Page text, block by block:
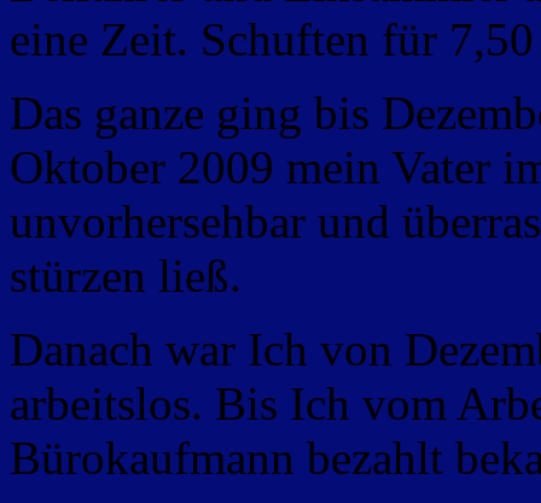
eine Zeit. Schuften für
Das ganze ging bis
Oktober 2009 mein Vater
unvorhersehbar und
stürzen ließ.
Danach war Ich von
arbeitslos. Bis Ich vom
Bürokaufmann bezahlt